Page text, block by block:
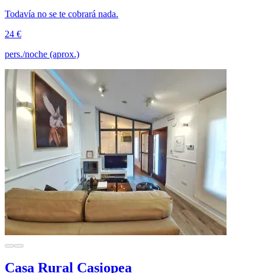
Todavía no se te cobrará nada.
24 €
pers./noche (aprox.)
Casa Rural Casiopea